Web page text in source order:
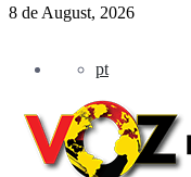
8 de August, 2026
pt